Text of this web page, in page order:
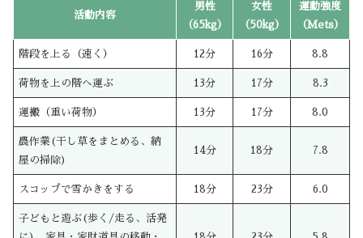
活動内容
男性
（65kg）
女性
（50kg）
運動強度
（Mets）
階段を上る（速く） 12分 16分 8.8
荷物を上の階へ運ぶ 13分 17分 8.3
運搬（重い荷物） 13分 17分 8.0
農作業(干し草をまとめる、納
屋の掃除)
14分 18分 7.8
スコップで雪かきをする 18分 23分 6.0
子どもと遊ぶ(歩く/走る、活発